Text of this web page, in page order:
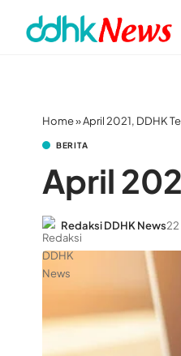
Home»April 2021, DDHK
BERITA
April
Redaksi DDHK News22